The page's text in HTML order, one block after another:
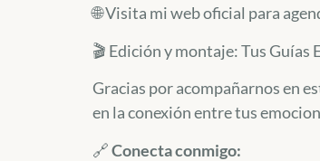
🌐 Visita mi web oficial para
🎬 Edición y montaje: Tus Guías
Gracias por acompañarnos en
en la conexión entre tus
​🔗Conecta conmigo: